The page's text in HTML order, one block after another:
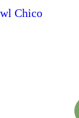
Chico